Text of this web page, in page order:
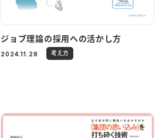
ジョブ理論の採用への活かし方
2024.11.28 考え方